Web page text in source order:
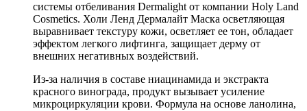
системы отбеливания Dermalight от компании Holy Land
Cosmetics. Холи Ленд Дермалайт Маска осветляющая
выравнивает текстуру кожи, осветляет ее тон, обладает
эффектом легкого лифтинга, защищает дерму от
внешних негативных воздействий.
Из-за наличия в составе ниацинамида и экстракта
красного винограда, продукт вызывает усиление
микроциркуляции крови. Формула на основе ланолина,